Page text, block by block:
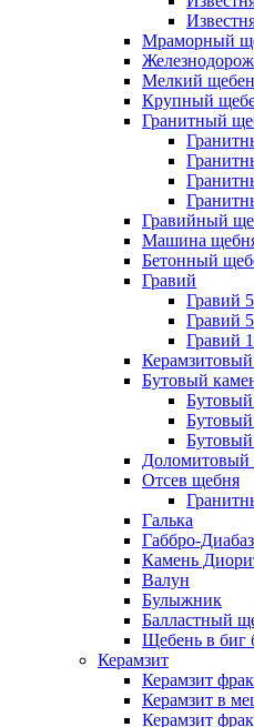
Мраморный
Мелкий
Крупный
Гранитный
Гравийный
Машина
Бетонный
Гравий
Гравий
Гравий
Гравий
Бутовый
Доломитовый
Отсев щебня
Галька
Габбро-Диабаз
Камень
Валун
Булыжник
Балластный
Щебень в биг
Керамзит
Керамзит
Керамзит в
Керамзит